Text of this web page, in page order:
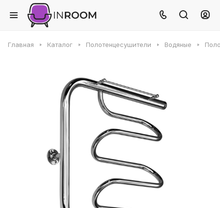
Главная Каталог Полотенцесушители Водяные